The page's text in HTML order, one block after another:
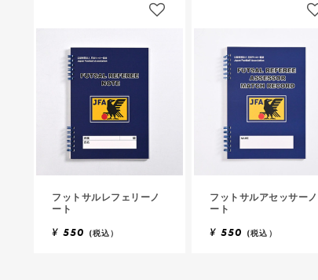
フットサルレフェリーノ
ート
¥ 550 (税込）
フットサルアセッサーノ
ート
¥ 550 (税込）